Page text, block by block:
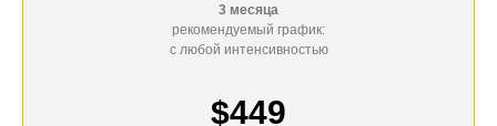
3 месяца
рекомендуемый график:
с любой интенсивностью
$449